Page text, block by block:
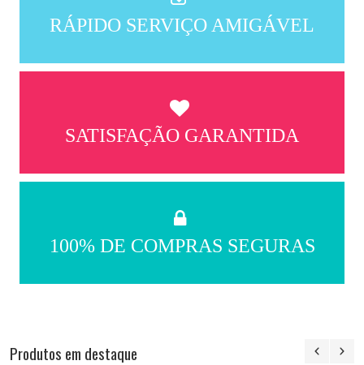
RÁPIDO SERVIÇO AMIGÁVEL
SATISFAÇÃO GARANTIDA
100% DE COMPRAS SEGURAS
Produtos em destaque